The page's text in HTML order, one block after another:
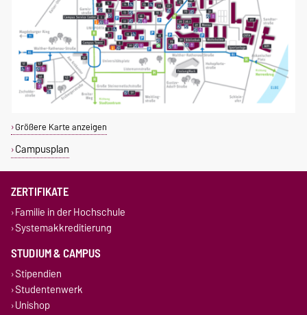
Größere Karte anzeigen
Campusplan
ZERTIFIKATE
Familie in der Hochschule
Systemakkreditierung
STUDIUM & CAMPUS
Stipendien
Studentenwerk
Unishop